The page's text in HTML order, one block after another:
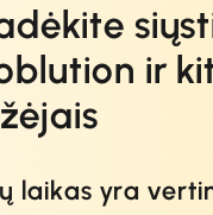
ir
laikas yra